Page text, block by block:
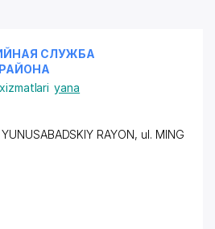
СЛУЖБА
yana
YUNUSABADSKIY RAYON, ul. MING